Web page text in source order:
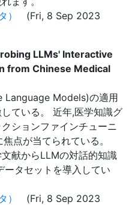
）
(Fri, 8 Sep 2023
LLMs' Interactive
from Chinese Medical
Language Models)の適用
ている。 近年,医学知識グ
ションファインチューニ
点が当てられている。
献からLLMの対話的知識
タセットを導入してい
）
(Fri, 8 Sep 2023